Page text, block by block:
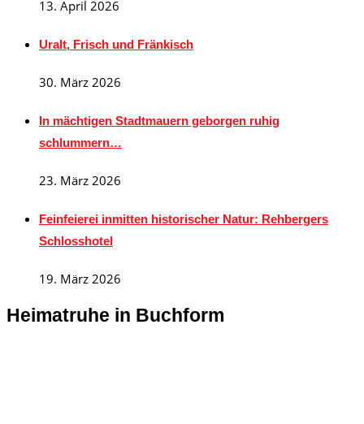
13. April 2026
Uralt, Frisch und Fränkisch
30. März 2026
In mächtigen Stadtmauern geborgen ruhig
schlummern…
23. März 2026
Feinfeierei inmitten historischer Natur: Rehbergers
Schlosshotel
19. März 2026
Heimatruhe in Buchform